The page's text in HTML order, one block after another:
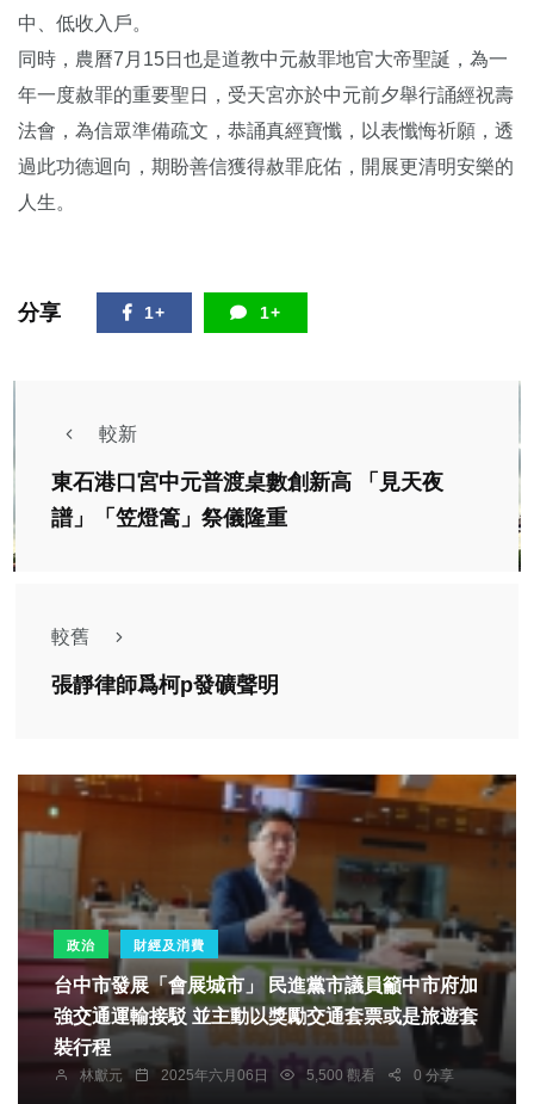
中、低收入戶。
同時，農曆7月15日也是道教中元赦罪地官大帝聖誕，為一
年一度赦罪的重要聖日，受天宮亦於中元前夕舉行誦經祝壽
法會，為信眾準備疏文，恭誦真經寶懺，以表懺悔祈願，透
過此功德迴向，期盼善信獲得赦罪庇佑，開展更清明安樂的
人生。
分享 1+ 1+
較新
東石港口宮中元普渡桌數創新高 「見天夜
譜」「笠燈篙」祭儀隆重
較舊
張靜律師爲柯p發礦聲明
政治 財經及消費
台中市發展「會展城市」 民進黨市議員籲中市府加
強交通運輸接駁 並主動以獎勵交通套票或是旅遊套
裝行程
林獻元 2025年六月06日 5,500 觀看 0 分享